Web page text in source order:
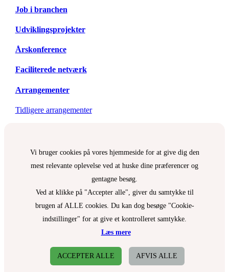
Job i branchen
Udviklingsprojekter
Årskonference
Faciliterede netværk
Arrangementer
Tidligere arrangementer
Vi bruger cookies på vores hjemmeside for at give dig den
mest relevante oplevelse ved at huske dine præferencer og
gentagne besøg.
Ved at klikke på "Accepter alle", giver du samtykke til
brugen af ALLE cookies. Du kan dog besøge "Cookie-
indstillinger" for at give et kontrolleret samtykke.
Læs mere
ACCEPTER ALLE AFVIS ALLE